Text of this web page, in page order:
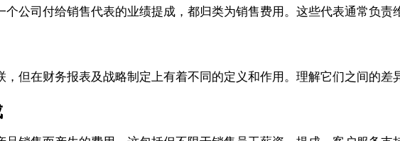
公司付给销售代表的业绩提成，都归类为销售费用。这些代表通常负责
但在财务报表及战略制定上有着不同的定义和作用。理解它们之间的差